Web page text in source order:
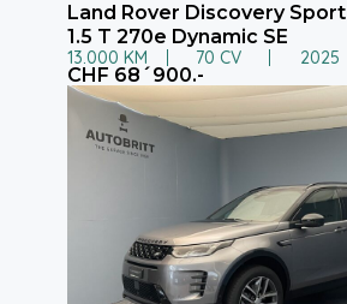
Land Rover Discovery Sport
1.5 T 270e Dynamic SE
13.000 KM 70 CV 2025
CHF 68´900.-